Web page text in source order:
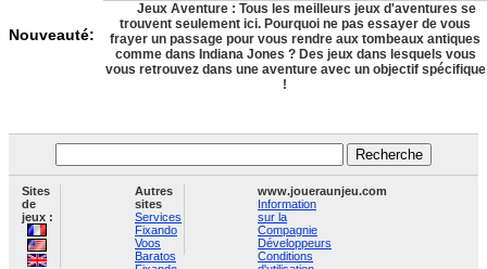
Nouveauté:
Jeux Aventure : Tous les meilleurs jeux d'aventures se
trouvent seulement ici. Pourquoi ne pas essayer de vous
frayer un passage pour vous rendre aux tombeaux antiques
comme dans Indiana Jones ? Des jeux dans lesquels vous
vous retrouvez dans une aventure avec un objectif spécifique
!
Sites
de
jeux :
Autres
sites
Services
Fixando
Voos
Baratos
www.joueraunjeu.com
Information
sur la
Compagnie
Développeurs
Conditions